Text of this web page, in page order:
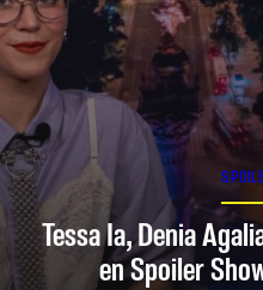
Tessa Ia, Denia
en Spoiler